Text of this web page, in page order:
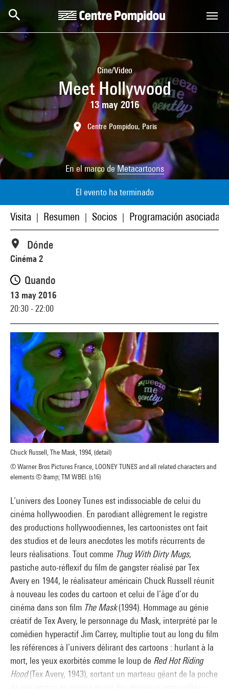
Cine/Video
Meet Hollywood
13 may 2016
Centre Pompidou, Paris
En el marco deMetacartoons
El evento ha terminado
Visita Resumen Socios Programación asociada
Chuck Russell, The Mask, 1994, (detail)
© Warner Bros Pictures France, LOONEY TUNES and all related characters and
elements © &amp; TM WBEI. (s16)
L’univers des Looney Tunes est indissociable de celui du
cinéma hollywoodien. En parodiant allègrement le registre
des productions hollywoodiennes, les cartoonistes ont fait
des studios et de leurs anecdotes les motifs récurrents de
leurs réalisations. Tout comme Thug With Dirty Mugs,
pastiche auto-réflexif du film de gangster réalisé par Tex
Avery en 1944, le réalisateur américain Chuck Russell réunit
à nouveau les codes du cartoon et celui de l’âge d’or du
cinéma dans son film The Mask(1994). Hommage au génie
créatif de Tex Avery, le personnage du Mask, interprété par le
comédien hyperactif Jim Carrey, multiplie tout au long du film
les références à l’univers délirant des cartoons : hurlant à la
mort, les yeux exorbités comme le loup de Red Hot Riding
Hood(Tex Avery, 1943), sortant un marteau géant de la poche
Dónde
Cinéma 2
Quando
13 may 2016
20:30 - 22:00